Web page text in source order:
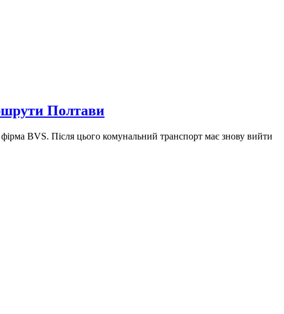
Полтави
BVS. Після цього комунальний транспорт має знову вийти